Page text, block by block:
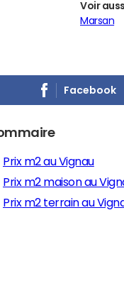
Voir
Marsan
Facebook
Prix m2 au Vignau
Prix m2 maison au
Prix m2 terrain au